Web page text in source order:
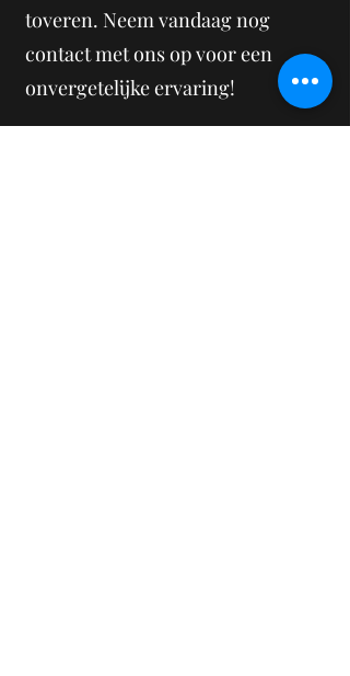
toveren. Neem vandaag nog
contact met ons op voor een
onvergetelijke ervaring!